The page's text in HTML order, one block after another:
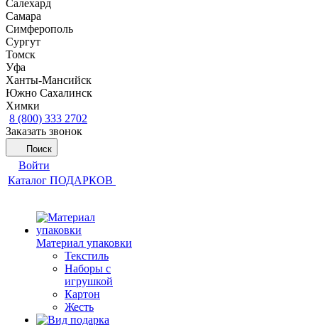
Салехард
Самара
Симферополь
Сургут
Томск
Уфа
Ханты-Мансийск
Южно Сахалинск
Химки
8 (800) 333 2702
Заказать звонок
Поиск
Войти
Каталог ПОДАРКОВ
Материал упаковки
Текстиль
Наборы с
игрушкой
Картон
Жесть